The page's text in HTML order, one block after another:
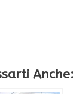
Anche: